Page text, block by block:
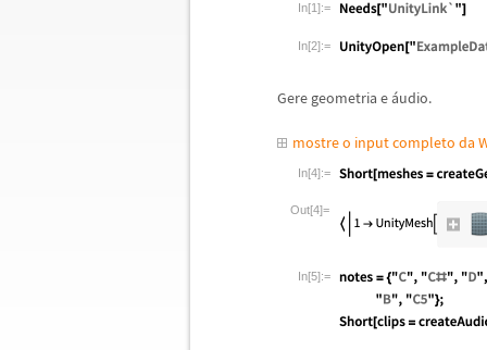
In[1]:=
In[2]:=
Gere geometria eáudio.
mostre o input completo da
In[4]:=
Out[4]=
In[5]:=